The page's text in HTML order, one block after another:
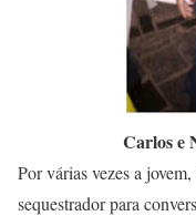
Carlos e
Por várias vezes a
sequestrador para